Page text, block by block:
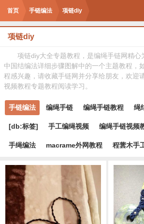
首页 手链编法 项链diy
项链diy
项链diy大全专题教程，是编绳手链网精心
中国结编法详细步骤图解中的一个主题教程，
程感兴趣，请收藏手链网并分享给朋友，欢迎
视频教程专题教程阅读学习。
手链编法 编绳手链 编绳手链教程 绳
[db:标签] 手工编绳视频 编绳手链视频
手绳编法 macrame外网教程 程蕓木手